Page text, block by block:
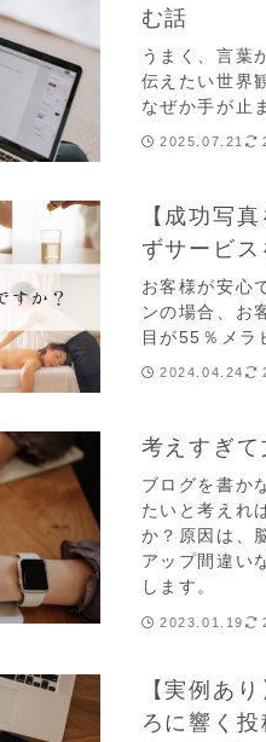
む話
うまく、言葉
伝えたい世界
なぜか手が止
2025.07.21
【成功写
ずサービス
お客様が安心
ンの場合、お
目が55％メラ
2024.04.24
考えすぎ
ブログを書か
たいと考えれ
か？原因は、
アップ間違い
します。
2023.01.19
【実例あ
ろに響く